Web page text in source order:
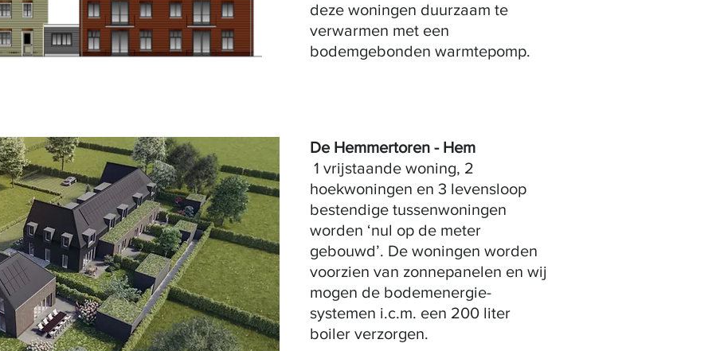
deze woningen duurzaam te
verwarmen met een
bodemgebonden warmtepomp.
De Hemmertoren - Hem
1 vrijstaande woning, 2
hoekwoningen en 3 levensloop
bestendige tussenwoningen
worden ‘nul op de meter
gebouwd’. De woningen worden
voorzien van zonnepanelen en wij
mogen de bodemenergie-
systemen i.c.m. een 200 liter
boiler verzorgen.